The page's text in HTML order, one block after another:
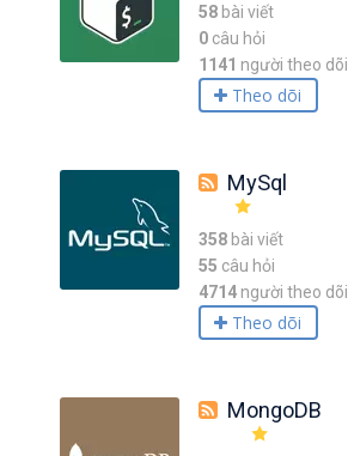
58bài viết
0câu hỏi
1141 người theo dõi
Theo dõi
MySql
358bài viết
55 câu hỏi
4714 người theo dõi
Theo dõi
MongoDB